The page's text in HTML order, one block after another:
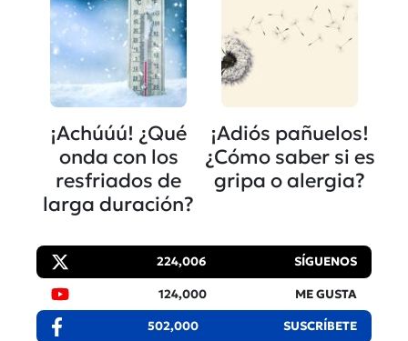
¡Achúúú! ¿Qué
onda con los
resfriados de
larga duración?
¡Adiós pañuelos!
¿Cómo saber si es
gripa o alergia?
224,006 SÍGUENOS
124,000 ME GUSTA
502,000 SUSCRÍBETE